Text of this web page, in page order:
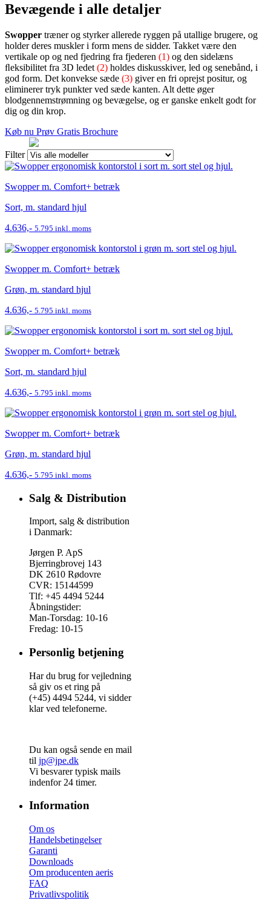
Bevægende i alle detaljer
Swopper træner og styrker allerede ryggen på utallige brugere, og
holder deres muskler i form mens de sidder. Takket være den
vertikale op og ned fjedring fra fjederen (1) og den sidelæns
ﬂeksibilitet fra 3D ledet (2) holdes diskusskiver, led og senebånd, i
god form. Det konvekse sæde (3) giver en fri oprejst positur, og
eliminerer tryk punkter ved sæde kanten. Alt dette øger
blodgennemstrømning og bevægelse, og er ganske enkelt godt for
dig og din krop.
Køb nu Prøv Gratis Brochure
Filter
Swopper m. Comfort+ betræk
Sort, m. standard hjul
4.636,- 5.795 inkl. moms
Swopper m. Comfort+ betræk
Grøn, m. standard hjul
4.636,- 5.795 inkl. moms
Swopper m. Comfort+ betræk
Sort, m. standard hjul
4.636,- 5.795 inkl. moms
Swopper m. Comfort+ betræk
Grøn, m. standard hjul
4.636,- 5.795 inkl. moms
Salg & Distribution
Import, salg & distribution
i Danmark:
Jørgen P. ApS
Bjerringbrovej 143
DK 2610 Rødovre
CVR: 15144599
Tlf: +45 4494 5244
Åbningstider:
Man-Torsdag: 10-16
Fredag: 10-15
Personlig betjening
Har du brug for vejledning
så giv os et ring på
(+45) 4494 5244, vi sidder
klar ved telefonerne.
Du kan også sende en mail
til jp@jpe.dk
Vi besvarer typisk mails
indenfor 24 timer.
Information
Om os
Handelsbetingelser
Garanti
Downloads
Om producenten aeris
FAQ
Privatlivspolitik